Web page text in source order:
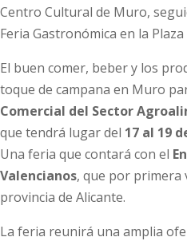
Centro Cultural de Muro,
Feria Gastronómica en la
El buen comer, beber y los
toque de campana en Muro
Comercial del Sector
que tendrá lugar del 17 al 19
Una feria que contará con el
Valencianos, que por primera
provincia de Alicante.
La feria reunirá una amplia